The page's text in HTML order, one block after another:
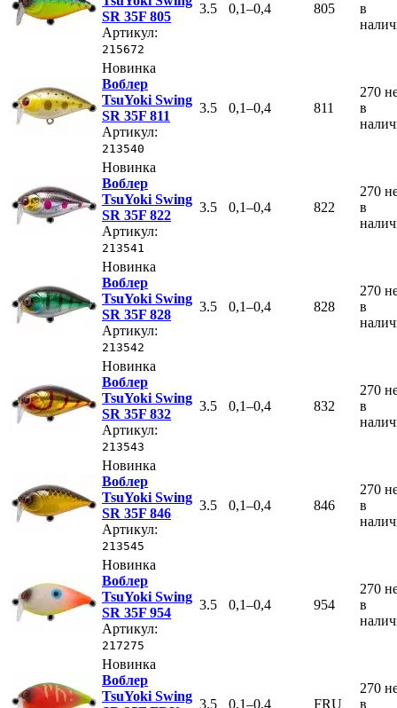
SR 35F 805
Артикул:
215672
3.5 0,1–0,4 805
в
Новинка
Воблер
TsuYoki Swing
SR 35F 811
Артикул:
213540
3.5 0,1–0,4 811
270
в
Новинка
Воблер
TsuYoki Swing
SR 35F 822
Артикул:
213541
3.5 0,1–0,4 822
270
в
Новинка
Воблер
TsuYoki Swing
SR 35F 828
Артикул:
213542
3.5 0,1–0,4 828
270
в
Новинка
Воблер
TsuYoki Swing
SR 35F 832
Артикул:
213543
3.5 0,1–0,4 832
270
в
Новинка
Воблер
TsuYoki Swing
SR 35F 846
Артикул:
213545
3.5 0,1–0,4 846
270
в
Новинка
Воблер
TsuYoki Swing
SR 35F 954
Артикул:
217275
3.5 0,1–0,4 954
270
в
Новинка
Воблер
TsuYoki Swing
3.5 0,1–0,4 FRU
270
в